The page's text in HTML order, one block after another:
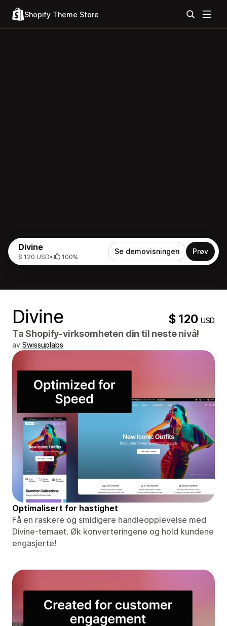
Shopify Theme Store
Divine
$ 120 USD• 100%
Se demovisningen Prøv
Divine $ 120USD
Ta Shopify-virksomheten din til neste nivå!
av Swissuplabs
Optimalisert for hastighet
Få en raskere og smidigere handleopplevelse med
Divine-temaet. Øk konverteringene og hold kundene
engasjerte!